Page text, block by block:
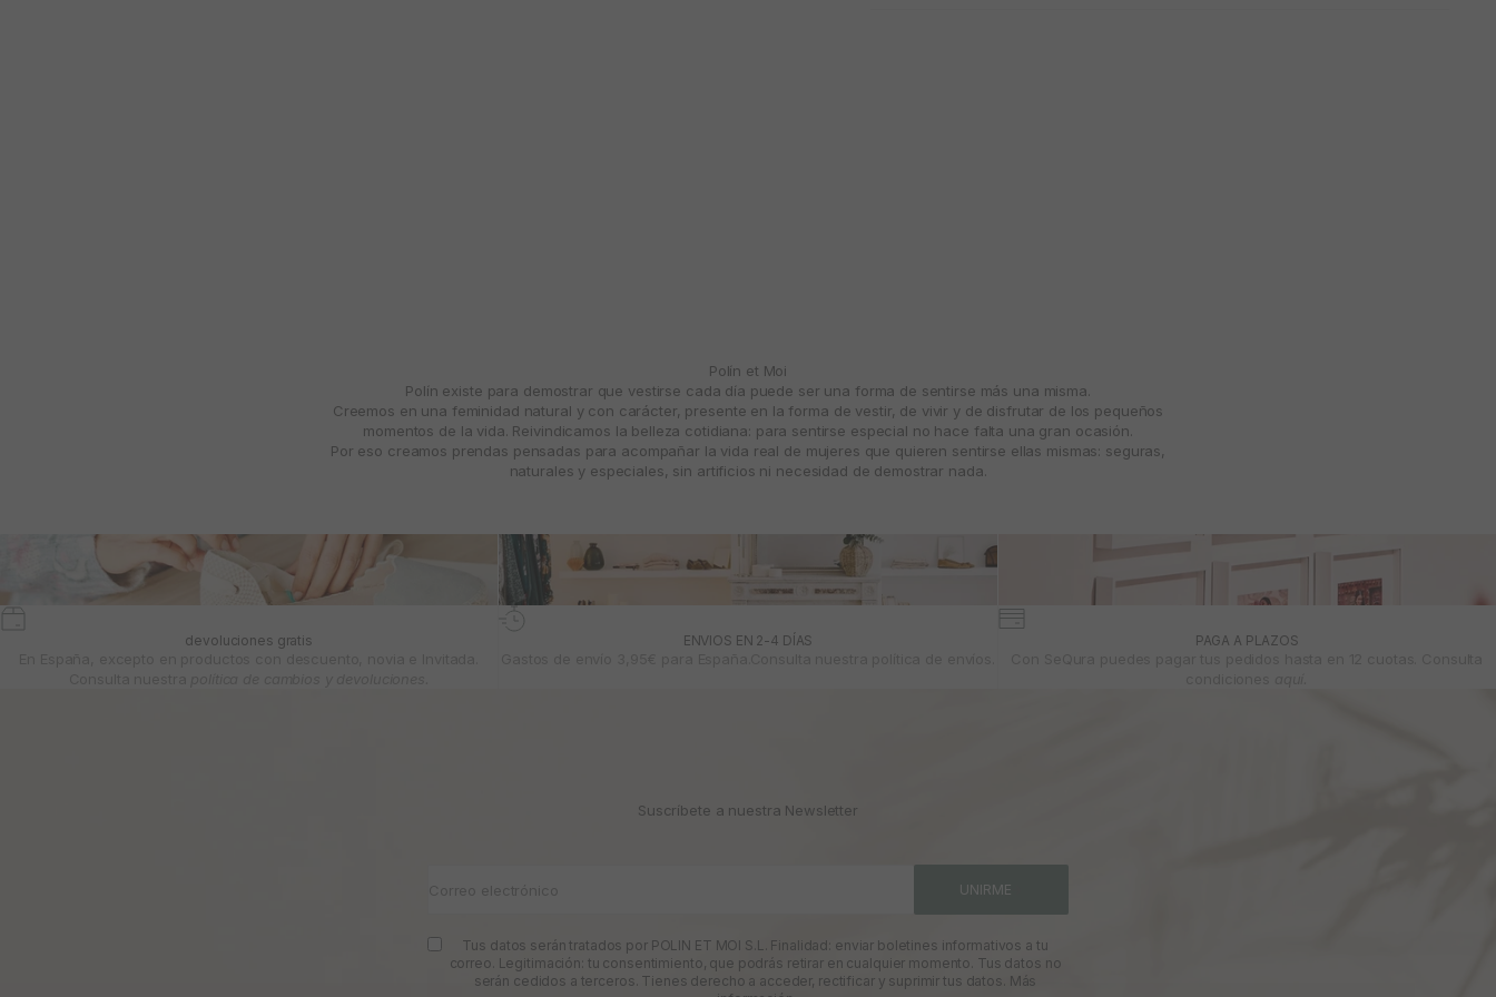
Polín et Moi
Polín existe para demostrar que vestirse cada día puede ser una forma de sentirse más una misma.
Creemos en una feminidad natural y con carácter, presente en la forma de vestir, de vivir y de disfrutar de los pequeños
momentos de la vida. Reivindicamos la belleza cotidiana: para sentirse especial no hace falta una gran ocasión.
Por eso creamos prendas pensadas para acompañar la vida real de mujeres que quieren sentirse ellas mismas: seguras,
naturales y especiales, sin artificios ni necesidad de demostrar nada.
devoluciones gratis ENVIOS EN 2-4 DÍAS PAGA A PLAZOS
Suscríbete a nuestra Newsletter
UNIRME
Tus datos serán tratados por POLIN ET MOI S.L. Finalidad: enviar boletines informativos a tu
correo. Legitimación: tu consentimiento, que podrás retirar en cualquier momento. Tus datos no
serán cedidos a terceros. Tienes derecho a acceder, rectificar y suprimir tus datos. Más